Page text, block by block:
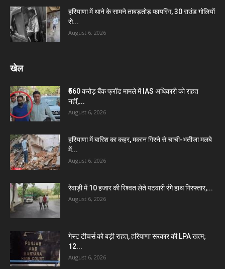
हरियाणा में थाने के सामने ताबड़तोड़ फायरिंग, 30 राउंड गोलियों
से...
August 6, 2026
खेल
₹560 करोड़ बैंक फ्रॉड मामले में IAS अधिकारी को राहत
नहीं,...
August 6, 2026
हरियाणा में बारिश का कहर, मकान गिरने से चाची-भतीजा मलबे
में...
August 6, 2026
रेवाड़ी में 10 हजार की रिश्वत लेते पटवारी रंगे हाथ गिरफ्तार,...
August 6, 2026
गेस्ट टीचर्स को बड़ी राहत, हरियाणा सरकार की LPA खत्म;
12...
August 6, 2026